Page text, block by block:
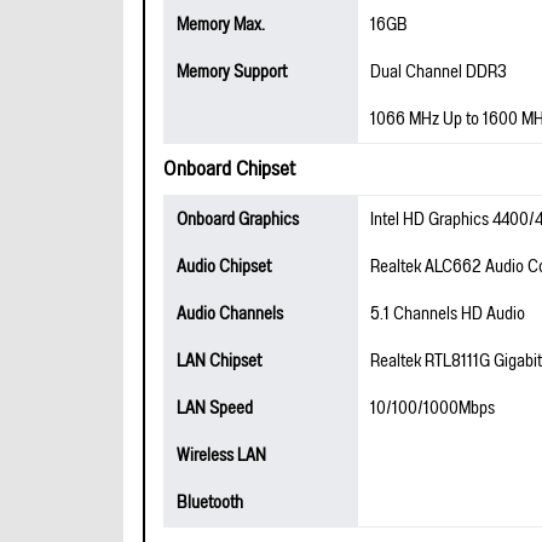
Memory Max.
16GB
Memory Support
Dual Channel DDR3
1066 MHz Up to 1600
Onboard Chipset
Onboard Graphics
Intel HD Graphics
Audio Chipset
Realtek ALC662 Audio
Audio Channels
5.1 Channels HD Audio
LAN Chipset
Realtek RTL8111G
LAN Speed
10/100/1000Mbps
Wireless LAN
Bluetooth